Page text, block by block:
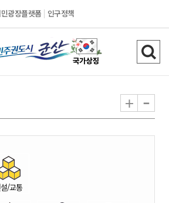
광장플랫폼 인구정책
시
민
권
시
검
색
기
+ -
/교통